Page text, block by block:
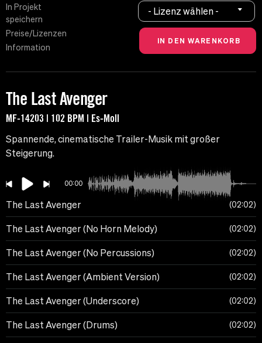
In Projekt
speichern
Preise/Lizenzen
Information
- Lizenz wählen -
The Last Avenger
MF-14203 | 102 BPM | Es-Moll
Spannende, cinematische Trailer-Musik mit großer
Steigerung.
00:00
The Last Avenger 02:02
The Last Avenger (No Horn Melody) 02:02
The Last Avenger (No Percussions) 02:02
The Last Avenger (Ambient Version) 02:02
The Last Avenger (Underscore) 02:02
The Last Avenger (Drums) 02:02